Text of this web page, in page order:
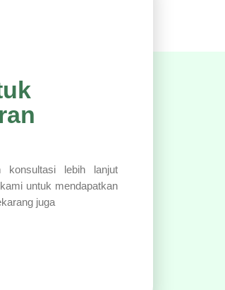
konsultasi lebih lanjut
untuk mendapatkan
juga